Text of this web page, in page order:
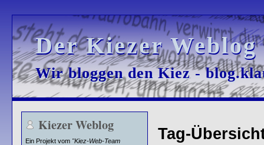
Der Kiezer
Der Kiezer
Wir bloggen den Kiez -
Wir bloggen den Kiez -
Kiezer Weblog
Ein Projekt vom "Kiez-Web-Team
Tag-